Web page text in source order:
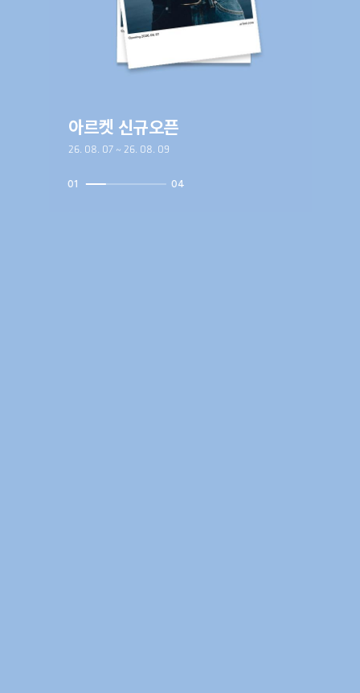
아르켓 신규오픈
26. 08. 07 ~ 26. 08. 09
01 04